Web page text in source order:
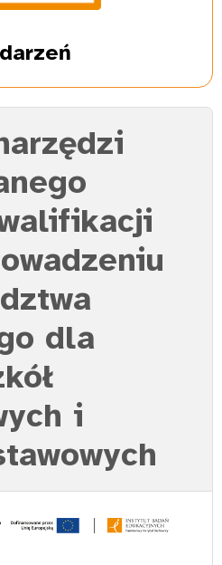
dla
i